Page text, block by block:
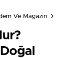
Ve Magazin